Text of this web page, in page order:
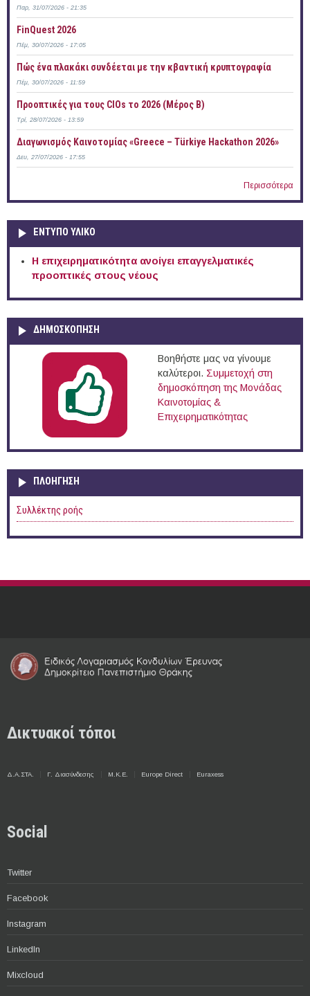
Παρ, 31/07/2026 - 21:35
FinQuest 2026
Πέμ, 30/07/2026 - 17:05
Πώς ένα πλακάκι συνδέεται με την κβαντική κρυπτογραφία
Πέμ, 30/07/2026 - 11:59
Προοπτικές για τους CIOs το 2026 (Μέρος Β)
Τρί, 28/07/2026 - 13:59
Διαγωνισμός Καινοτομίας «Greece – Türkiye Hackathon 2026»
Δευ, 27/07/2026 - 17:55
Περισσότερα
ΕΝΤΥΠΟ ΥΛΙΚΟ
Η επιχειρηματικότητα ανοίγει επαγγελματικές
προοπτικές στους νέους
ΔΗΜΟΣΚΟΠΗΣΗ
Βοηθήστε μας να γίνουμε
καλύτεροι. Συμμετοχή στη
δημοσκόπηση της Μονάδας
Καινοτομίας &
Επιχειρηματικότητας
ΠΛΟΉΓΗΣΗ
Συλλέκτης ροής
Δικτυακοί τόποι
Δ.Α.ΣΤΑ. Γ. Διασύνδεσης Μ.Κ.Ε. Europe Direct Euraxess
Social
Twitter
Facebook
Instagram
LinkedIn
Mixcloud